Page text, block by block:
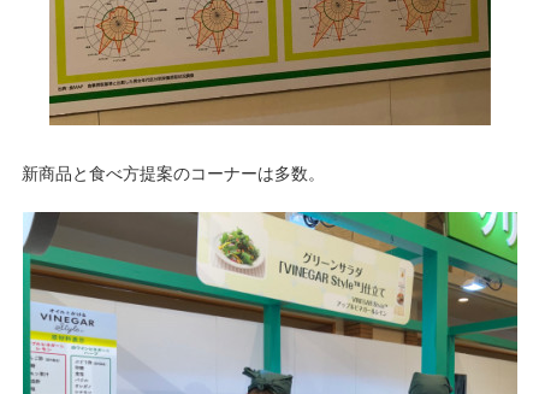
新商品と食べ方提案のコーナーは多数。